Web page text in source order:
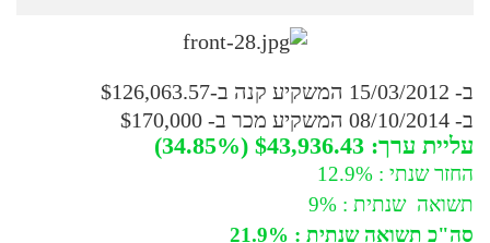
ב- 15/03/2012 המשקיע קנה ב-$126,063.57
ב- 08/10/2014 המשקיע מכר ב- $170,000
עליית ערך: $43,936.43 (34.85%)
החזר שנתי : 12.9%
תשואה שנתית : 9%
סה"כ תשואה שנתית : 21.9%